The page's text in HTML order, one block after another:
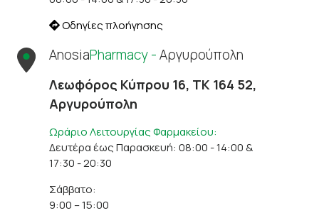
Οδηγίες πλοήγησης
AnosiaPharmacy -Αργυρούπολη
Λεωφόρος Κύπρου 16, ΤΚ 164 52,
Αργυρούπολη
Ωράριο Λειτουργίας Φαρμακείου:
Δευτέρα έως Παρασκευή: 08:00 - 14:00 &
17:30 - 20:30
Σάββατο:
9:00 – 15:00